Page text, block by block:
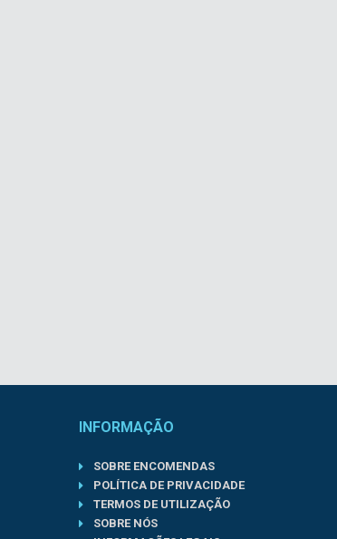
INFORMAÇÃO
SOBRE ENCOMENDAS
POLÍTICA DE PRIVACIDADE
TERMOS DE UTILIZAÇÃO
SOBRE NÓS